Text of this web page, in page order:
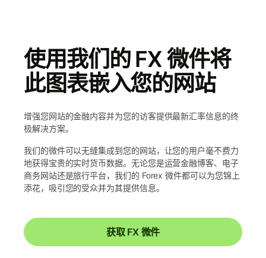
使用我们的 FX 微件将
此图表嵌入您的网站
增强您网站的金融内容并为您的访客提供最新汇率信息的终
极解决方案。
我们的微件可以无缝集成到您的网站，让您的用户毫不费力
地获得宝贵的实时货币数据。无论您是运营金融博客、电子
商务网站还是旅行平台，我们的 Forex 微件都可以为您锦上
添花，吸引您的受众并为其提供信息。
获取 FX 微件